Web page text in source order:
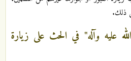
ذلك.
عليه وآله" في الحث على زيارة